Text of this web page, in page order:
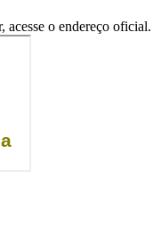
acesse o endereço oficial.